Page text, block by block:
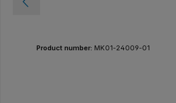
Product number: MK01-24009-01